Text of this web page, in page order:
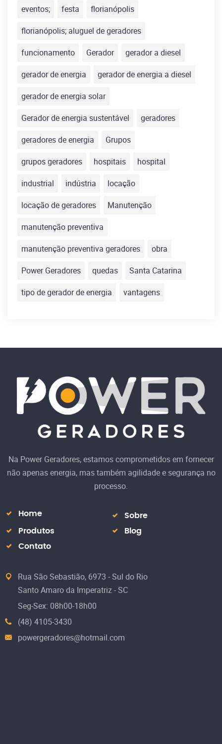
eventos;
festa
florianópolis
florianópolis; aluguel de geradores
funcionamento
Gerador
gerador a diesel
gerador de energia
gerador de energia a diesel
gerador de energia solar
Gerador de energia sustentável
geradores
geradores de energia
Grupos
grupos geradores
hospitais
hospital
industrial
indústria
locação
locação de geradores
Manutenção
manutenção preventiva
manutenção preventiva geradores
obra
Power Geradores
quedas
Santa Catarina
tipo de gerador de energia
vantagens
Na Power Geradores, estamos comprometidos em fornecer
não apenas energia, mas também agilidade e segurança no
processo.
Home
Sobre
Produtos
Blog
Contato
Rua São Sebastião, 6973 - Sul do Rio
Santo Amaro da Imperatriz - SC
Seg-Sex: 08h00-18h00
(48) 4105-3430
powergeradores@hotmail.com